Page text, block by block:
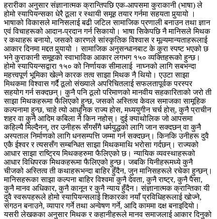
हरारीका अनुसार संज्ञानात्मक क्रान्तिपछि एक-आपसमा कुराकानी (भाषा) ले
होमो स्यापियन्सका धेरै ठूला र स्थायी समूह तयार गर्नमा सहयता पुर्‍यायो ।
भाषाको विकासले मानिसलाई बढी जटिल सामाजिक प्रणाली बनाउन तथा ज्ञान
एवं विचाहरूको आदान-प्रदान गर्न सिकायो। भाषा सिकेपछि नै मानिसले मिथक
र कथाहरू बनायो, जसको कारणले सांस्कृतिक विश्वास र मूल्यमान्यताहरूलाई
आकार दिनमा मद्दत पुर्‍यायो । सामाजिक अनुसन्धानबाट के कुरा स्पष्ट भएको छ
भने कुराकानी समूहको स्वाभाविक आकार लगभग १५० व्यक्तिहरूको हुन्छ।
होमो स्यापियन्सद्वारा १५० को निर्णायक सीमालाई नाघ्नको लागि सबभन्दा
महत्त्वपूर्ण भूमिका खेल्ने कारक तत्व साझा मिथक नै थियो। एउटा साझा
मिथकमा विश्वास गर्दै ठूलो संख्याले अपरिचितलाई सफलतापूर्वक परस्पर
सहयोग गर्न सक्दछन्। कुनै पनि ठूलो परिमाणको मानवीय सहकारिताको जरो ती
साझा मिथकहरूमा फैलिएको हुन्छ, जसको अस्तित्व केवल समाजका सामूहिक
कल्पनामा हुन्छ, चाहे त्यो आधुनिक राज्य होस, मध्ययुगीन चर्च होस्, कुनै प्राचीन
शहर वा कुनै आदिम कबिला नै किन नहोस्। दुई क्याथोलिक जो आपसमा
कहिल्यै मिल्दैनन्, तर उनीहरू सँगसँगै धर्मयुद्धको लागि जान सक्दछन् वा कुनै
अस्पताल निर्माणको लागि धनसम्पत्ति जम्मा गर्न सक्दछन्। किनकि उनीहरू दुवै
एकै ईश्वर र त्यससँग सम्बन्धित साझा मिथकमाथि भरोसा गर्दछन्। राज्यको
आधार साझा राष्ट्रिय मिथकहरुमा फैलिएको छ। न्यायिक व्यवस्थाहरूको
आधार विधिपरक मिथकहरूमा फैलिएको हुन्छ। जबकि यिनीहरूमध्ये कुनै
चीजको अस्तित्व ती कथाहरूभन्दा बाहिर हुँदैन, जुन मानिसहरूले रचेका हुन्छन्।
मानिसहरूका साझा कल्पना बाहिर विश्वमा कुनै देवता, कुनै राष्ट्र, कुनै पैसा,
कुनै मानव अधिकार, कुनै कानून र कुनै न्याय हुँदैन। संज्ञानात्मक क्रान्तिका यी
दुवै स्वरूपहरूले होमो स्यापियन्सलाई शिकारका नयाँ प्रविधिहरूलाई खोज्ने,
संगठन बनाउने, व्यापार गर्ने तथा अन्वेषण गर्ने, आदि काममा दक्ष बनाइदियो।
यसरी लेखकका अनुसार मिथक र कहानीहरूले मानव समाजलाई आकार दिनुको